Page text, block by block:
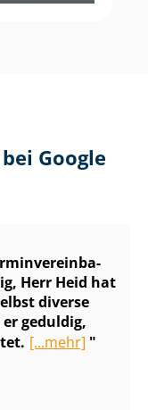
Google
Herr Heid hat
diverse
geduldig,
[...mehr]